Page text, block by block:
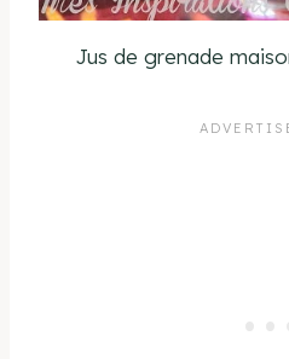
Jus de grenade